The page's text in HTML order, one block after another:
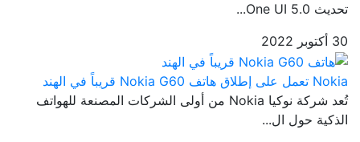
تحديث One UI 5.0...
30 أكتوبر 2022
Nokia تعمل على إطلاق هاتف Nokia G60 قريباً في الهند
تُعد شركة نوكيا Nokia من أولى الشركات المصنعة للهواتف
الذكية حول ال...